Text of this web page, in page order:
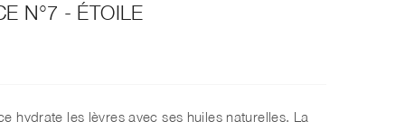
N°7 - ÉTOILE
hydrate les lèvres avec ses huiles naturelles. La